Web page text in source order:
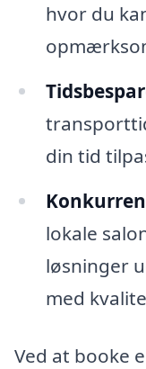
hvor du
din tid
lokale
løsninger
med
Ved at booke